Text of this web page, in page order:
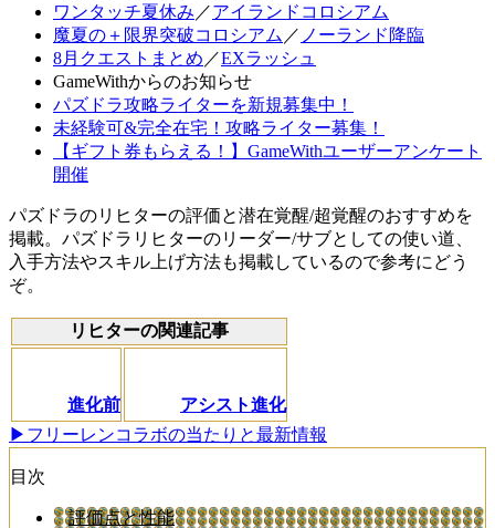
ワンタッチ夏休み ／アイランドコロシアム
魔夏の＋限界突破コロシアム ／ ノーランド降臨
8月クエストまとめ ／EXラッシュ
GameWithからのお知らせ
パズドラ攻略ライターを新規募集中！
未経験可&完全在宅！攻略ライター募集！
【ギフト券もらえる！】GameWithユーザーアンケート
開催
パズドラのリヒターの評価と潜在覚醒/超覚醒のおすすめを
掲載。パズドラリヒターのリーダー/サブとしての使い道、
入手方法やスキル上げ方法も掲載しているので参考にどう
ぞ。
リヒターの関連記事
進化前
アシスト進化
▶フリーレンコラボの当たりと最新情報
目次
評価点と性能